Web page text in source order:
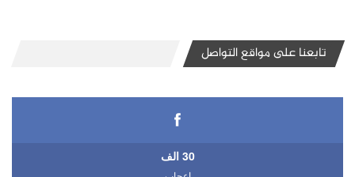
تابعنا على مواقع التواصل
30 الف